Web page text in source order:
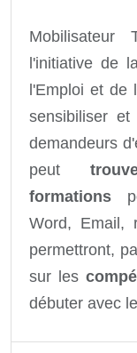
l'initiative de
l'Emploi et de
sensibiliser
demandeurs
peut
formations
Word, Email,
permettront,
sur les
débuter avec